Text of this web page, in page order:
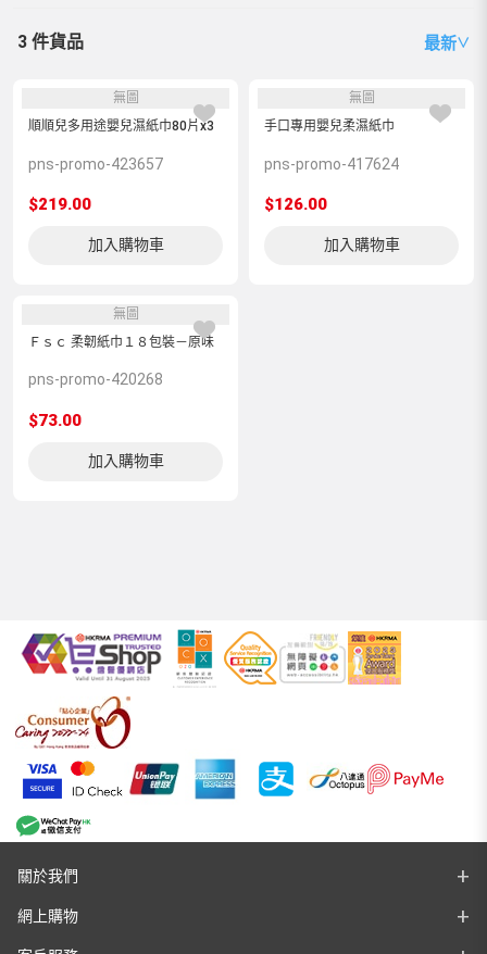
3 件貨品 最新∨
無圖
順順兒多用途嬰兒濕紙巾80片x3
pns-promo-423657
$219.00
加入購物車
無圖
手口專用嬰兒柔濕紙巾
pns-promo-417624
$126.00
加入購物車
無圖
Ｆｓｃ 柔韌紙巾１８包裝－原味
pns-promo-420268
$73.00
加入購物車
關於我們
網上購物